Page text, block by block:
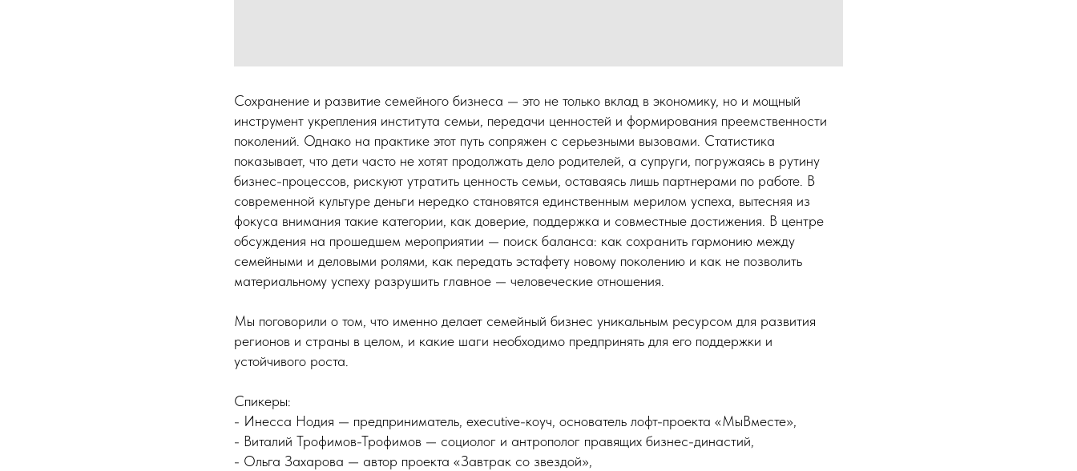
Сохранение и развитие семейного бизнеса — это не только вклад в экономику, но и мощный
инструмент укрепления института семьи, передачи ценностей и формирования преемственности
поколений. Однако на практике этот путь сопряжен с серьезными вызовами. Статистика
показывает, что дети часто не хотят продолжать дело родителей, а супруги, погружаясь в рутину
бизнес-процессов, рискуют утратить ценность семьи, оставаясь лишь партнерами по работе. В
современной культуре деньги нередко становятся единственным мерилом успеха, вытесняя из
фокуса внимания такие категории, как доверие, поддержка и совместные достижения. В центре
обсуждения на прошедшем мероприятии — поиск баланса: как сохранить гармонию между
семейными и деловыми ролями, как передать эстафету новому поколению и как не позволить
материальному успеху разрушить главное — человеческие отношения.
Мы поговорили о том, что именно делает семейный бизнес уникальным ресурсом для развития
регионов и страны в целом, и какие шаги необходимо предпринять для его поддержки и
устойчивого роста.
Спикеры:
- Инесса Нодия — предприниматель, executive-коуч, основатель лофт-проекта «МыВместе»,
- Виталий Трофимов-Трофимов — социолог и антрополог правящих бизнес-династий,
- Ольга Захарова — автор проекта «Завтрак со звездой»,